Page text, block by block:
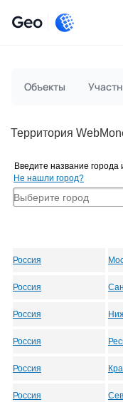
Geo
Объекты
Территория
Введите название города
Не нашли город?
Россия
Россия
Россия
Россия
Россия
Россия